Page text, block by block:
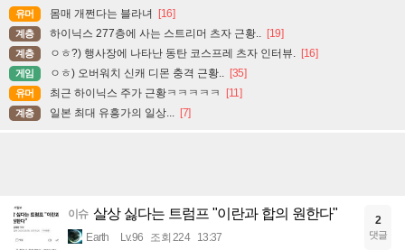
유머 몸매 개쩐다는 블라녀 [16]
계층 하이닉스 277층에 사는 스트리머 츠자 근황.. [19]
계층 ㅇㅎ?) 행사장에 나타난 동탄 코스프레 츠자 인터뷰. [16]
게임 ㅇㅎ) 오버워치 신캐 디몬 충격 근황.. [35]
유머 최근 하이닉스 주가 근황ㅋㅋㅋㅋㅋ [11]
계층 일본 최대 유흥가의 일상... [7]
이슈 살상 싫다는 트럼프 "이란과 합의 원한다"
Earth Lv.96 조회 224 13:37
2
댓글